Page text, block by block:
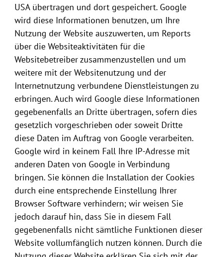
USA übertragen und dort gespeichert. Google
wird diese Informationen benutzen, um Ihre
Nutzung der Website auszuwerten, um Reports
über die Websiteaktivitäten für die
Websitebetreiber zusammenzustellen und um
weitere mit der Websitenutzung und der
Internetnutzung verbundene Dienstleistungen zu
erbringen. Auch wird Google diese Informationen
gegebenenfalls an Dritte übertragen, sofern dies
gesetzlich vorgeschrieben oder soweit Dritte
diese Daten im Auftrag von Google verarbeiten.
Google wird in keinem Fall Ihre IP-Adresse mit
anderen Daten von Google in Verbindung
bringen. Sie können die Installation der Cookies
durch eine entsprechende Einstellung Ihrer
Browser Software verhindern; wir weisen Sie
jedoch darauf hin, dass Sie in diesem Fall
gegebenenfalls nicht sämtliche Funktionen dieser
Website vollumfänglich nutzen können. Durch die